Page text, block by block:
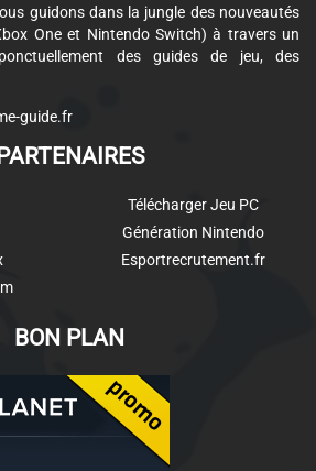
guidons dans la jungle des nouveautés
One et Nintendo Switch) à travers un
des guides de jeu, des
guide.fr
Télécharger Jeu PC
Génération Nintendo
Esportrecrutement.fr
BON PLAN